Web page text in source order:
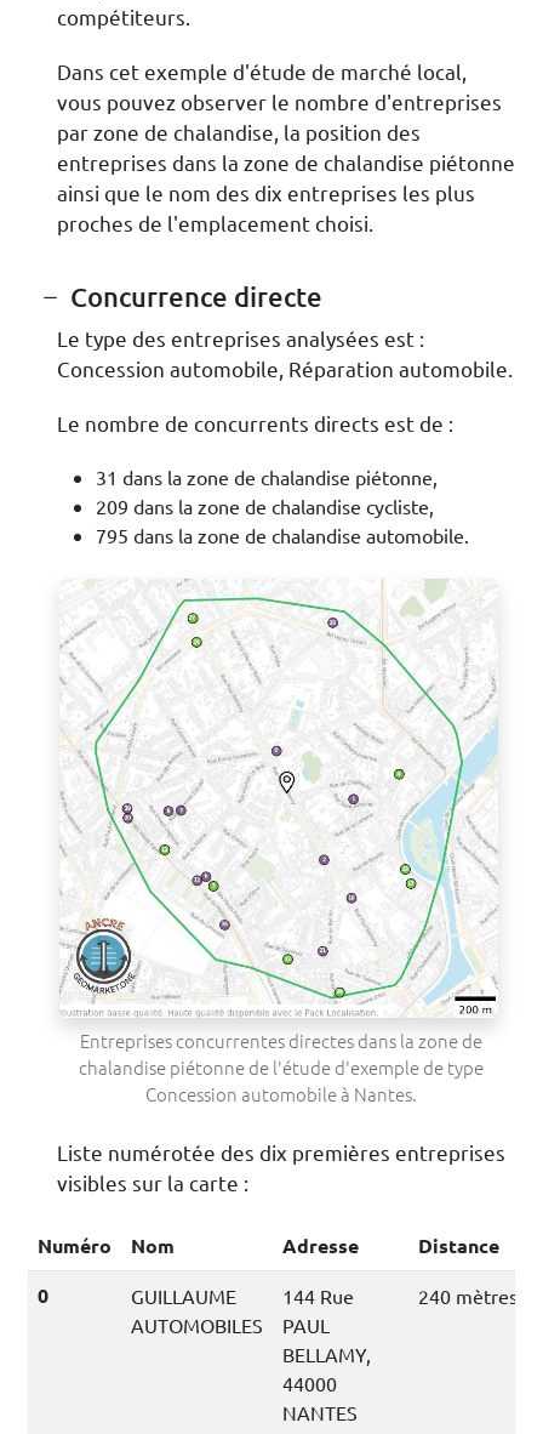
compétiteurs.
Dans cet exemple d'étude de marché local,
vous pouvez observer le nombre d'entreprises
par zone de chalandise, la position des
entreprises dans la zone de chalandise piétonne
ainsi que le nom des dix entreprises les plus
proches de l'emplacement choisi.
Concurrence directe
Le type des entreprises analysées est :
Concession automobile, Réparation automobile.
Le nombre de concurrents directs est de :
31 dans la zone de chalandise piétonne,
209 dans la zone de chalandise cycliste,
795 dans la zone de chalandise automobile.
Entreprises concurrentes directes dans la zone de
chalandise piétonne de l'étude d'exemple de type
Concession automobile à Nantes.
Liste numérotée des dix premières entreprises
visibles sur la carte :
Numéro Nom Adresse
Distance
0
GUILLAUME
AUTOMOBILES
144 Rue
PAUL
BELLAMY,
44000
NANTES
240 mètres